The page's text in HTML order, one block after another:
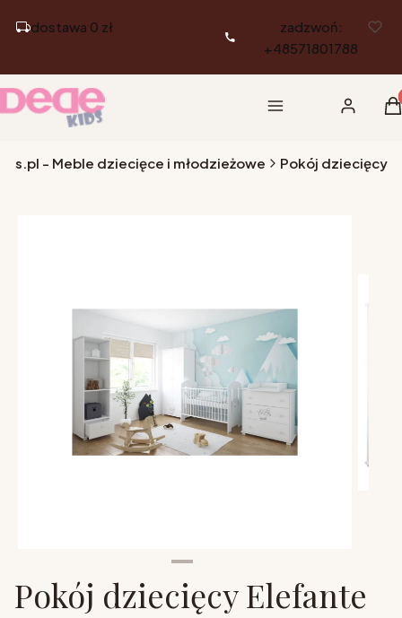
dostawa 0 zł
zadzwoń:
+48571801788
Menu Zaloguj się
- Meble dziecięce i młodzieżowe Pokój dziecięcy
Pokój dziecięcy Elefante